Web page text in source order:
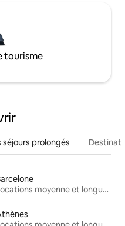
tourisme
prolongés
Locations moyenne et longue durée